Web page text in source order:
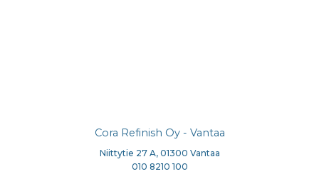
Cora Refinish Oy - Vantaa
Niittytie 27 A, 01300 Vantaa
010 8210 100